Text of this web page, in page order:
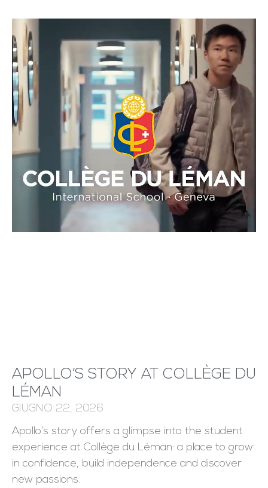
APOLLO’S STORY AT COLLÈGE DU
LÉMAN
GIUGNO 22, 2026
Apollo’s story offers a glimpse into the student
experience at Collège du Léman: a place to grow
in confidence, build independence and discover
new passions.